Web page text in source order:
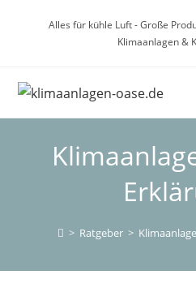
Alles für kühle Luft - Große
Klimaanlagen &
> Ratgeber >